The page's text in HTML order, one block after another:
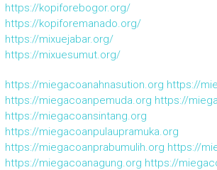
https://kopiforebogor.org/
https://kopiforemanado.org/
https://mixuejabar.org/
https://mixuesumut.org/
https://miegacoanahnasution.org https://
https://miegacoanpemuda.org https://
https://miegacoansintang.org
https://miegacoanpulaupramuka.org
https://miegacoanprabumulih.org https://
https://miegacoanagung.org https://